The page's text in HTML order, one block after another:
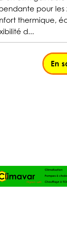
pour les
thermique,
d...
En